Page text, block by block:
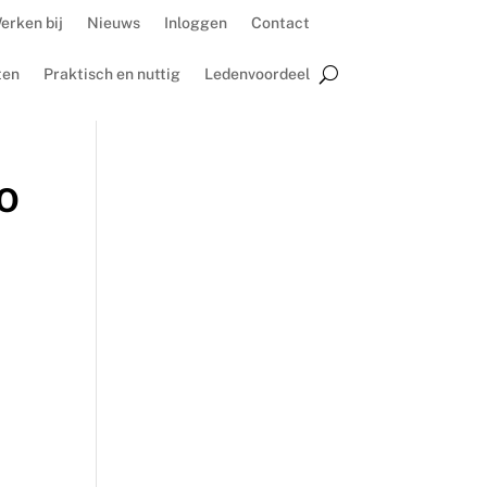
bij Nieuws Inloggen Contact
Praktisch en nuttig Ledenvoordeel